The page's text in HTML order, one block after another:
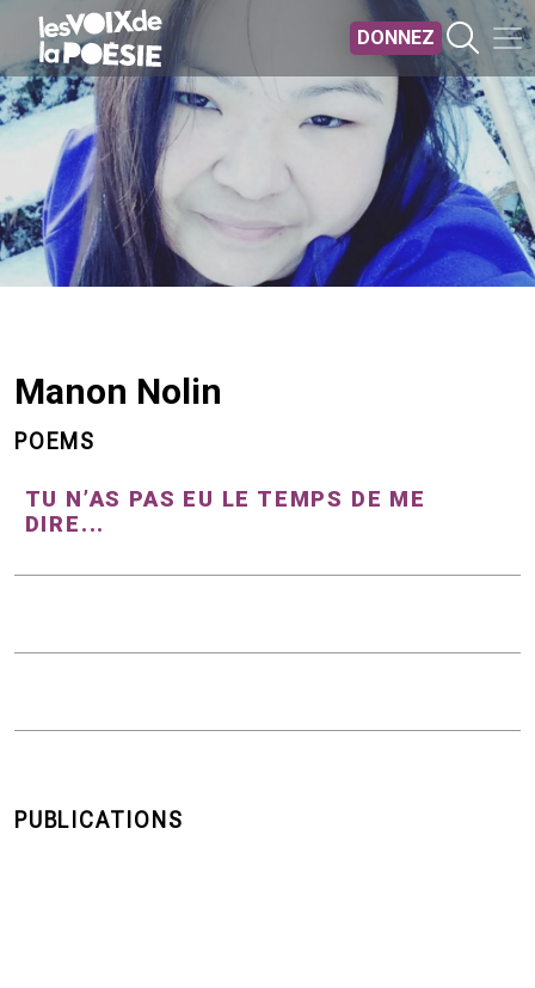
Aller au contenu principal
DONNEZ
Manon Nolin
POEMS
TU N’AS PAS EU LE TEMPS DE ME
DIRE...
PUBLICATIONS